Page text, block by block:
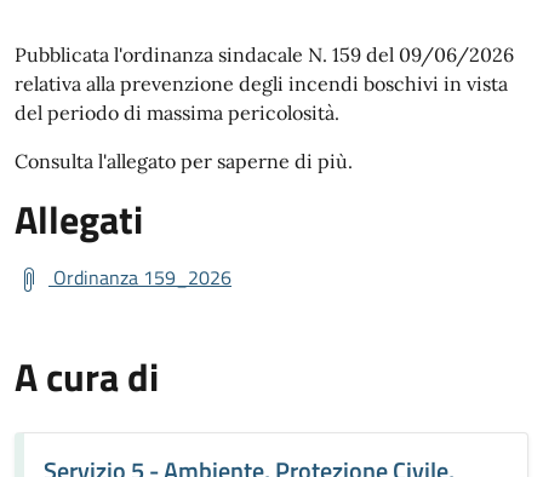
Pubblicata l'ordinanza sindacale N. 159 del 09/06/2026
relativa alla prevenzione degli incendi boschivi in vista
del periodo di massima pericolosità.
Consulta l'allegato per saperne di più.
Allegati
Ordinanza 159_2026
A cura di